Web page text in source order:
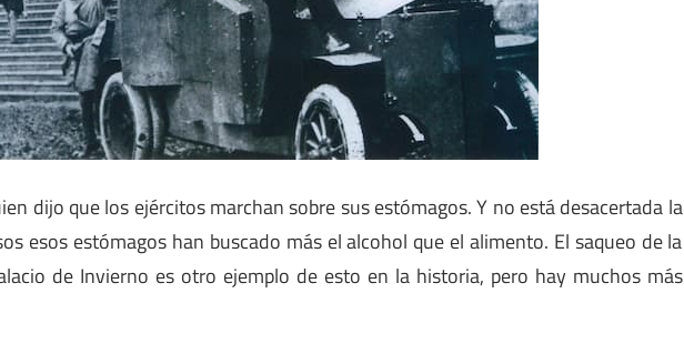
dijo que los ejércitos marchan sobre sus estómagos. Y no está desacertada la
esos estómagos han buscado más el alcohol que el alimento. El saqueo de la
de Invierno es otro ejemplo de esto en la historia, pero hay muchos más